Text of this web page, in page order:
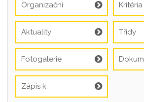
Organizační
informace
Aktuality Třídy
Fotogalerie
Zápis k
předškolnímu